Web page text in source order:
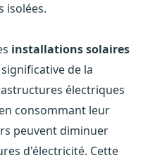
isolées.
installations solaires
de la
électriques
consommant leur
peuvent diminuer
d'électricité. Cette